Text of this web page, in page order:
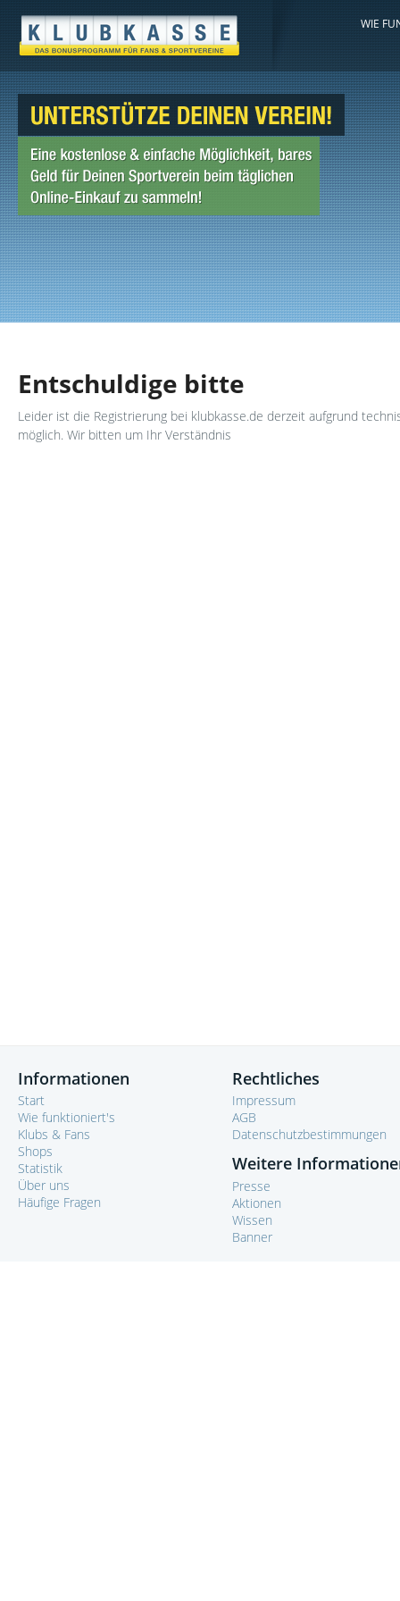
WIE
Entschuldige bitte
Leider ist die Registrierung bei klubkasse.de derzeit aufgrund
möglich. Wir bitten um Ihr Verständnis
Informationen
Start
Wie funktioniert's
Klubs & Fans
Shops
Statistik
Über uns
Häufige Fragen
Rechtliches
Impressum
AGB
Datenschutzbestimmungen
Weitere
Presse
Aktionen
Wissen
Banner